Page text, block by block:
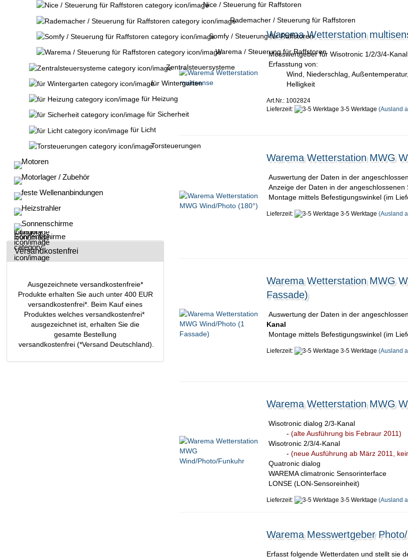
Warema Wetterstation
Messwertgeber für Wisotronic 1/2/3/4-Kanal
Erfasstung von:
Wind, Niederschlag,
Helligkeit
Art.Nr.: 1002824
Lieferzeit:
3-5 Werktage (Ausland
Warema Wetterstation MWG
Auswertung der Daten in der
Anzeige der Daten in der angeschlossenen
Montage mittels Befestigungswinkel (im
Lieferzeit: 3-5 Werktage (Ausland
Warema Wetterstation MWG
Fassade)
Auswertung der Daten in der
Kanal
Montage mittels Befestigungswinkel (im
Lieferzeit: 3-5 Werktage (Ausland
Warema Wetterstation MWG
Wisotronic dialog 2/3-Kanal
- (alte Ausführung bis Febraur 2011)
Wisotronic 2/3/4-Kanal
- (neue Ausführung ab März 2011,
Quatronic dialog
WAREMA climatronic Sensorinterface
LONSE (LON-Sensoreinheit)
Lieferzeit: 3-5 Werktage (Ausland
Warema Messwertgeber
Erfasst folgende Wetterdaten und stellt sie
Nice / Steuerung für Raffstoren
Rademacher / Steuerung für Raffstoren
Somfy / Steuerung für Raffstoren
Warema / Steuerung für Raffstoren
Zentralsteuersysteme
für Wintergarten
für Heizung
für Sicherheit
für Licht
Torsteuerungen
Motoren
Motorlager / Zubehör
feste Wellenanbindungen
Heizstrahler
Sonnenschirme
Versandkostenfrei
Ausgezeichnete versandkostenfreie*
Produkte erhalten Sie auch unter 400 EUR
versandkostenfrei*. Beim Kauf eines
Produktes welches versandkostenfrei*
ausgezeichnet ist, erhalten Sie die
gesamte Bestellung
versandkostenfrei (*Versand Deutschland).